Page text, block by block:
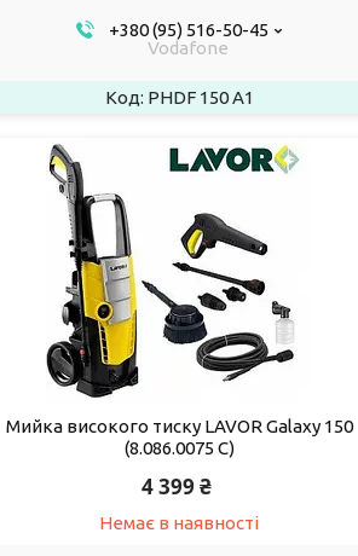
+380 (95) 516-50-45
Vodafone
PHDF 150 A1
Мийка високого тиску LAVOR Galaxy 150
(8.086.0075 C)
4 399 ₴
Немає в наявності